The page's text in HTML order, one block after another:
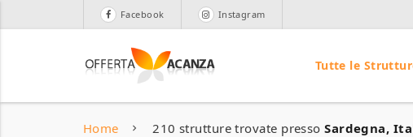
Facebook Instagram
Tutte le
Home 210 strutture trovate pressoSardegna,